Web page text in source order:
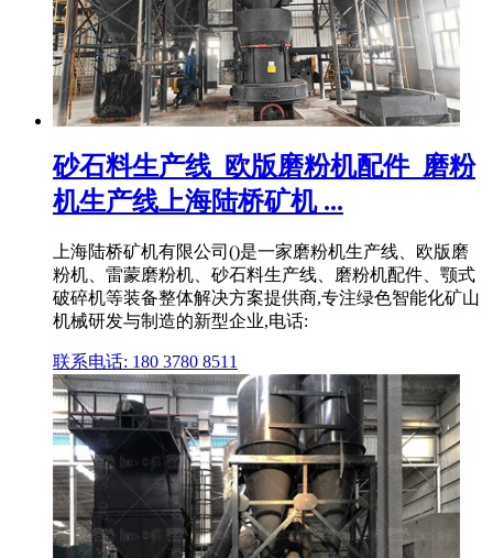
砂石料生产线_欧版磨粉机配件_磨粉
机生产线上海陆桥矿机 ...
上海陆桥矿机有限公司()是一家磨粉机生产线、欧版磨
粉机、雷蒙磨粉机、砂石料生产线、磨粉机配件、颚式
破碎机等装备整体解决方案提供商,专注绿色智能化矿山
机械研发与制造的新型企业,电话:
联系电话: 180 3780 8511